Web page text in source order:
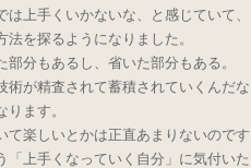
は上手くいかないな、と感じていて、
法を探るようになりました。
部分もあるし、省いた部分もある。
術が精査されて蓄積されていくんだな
ります。
て楽しいとかは正直あまりないのです
「上手くなっていく自分」に気付いた